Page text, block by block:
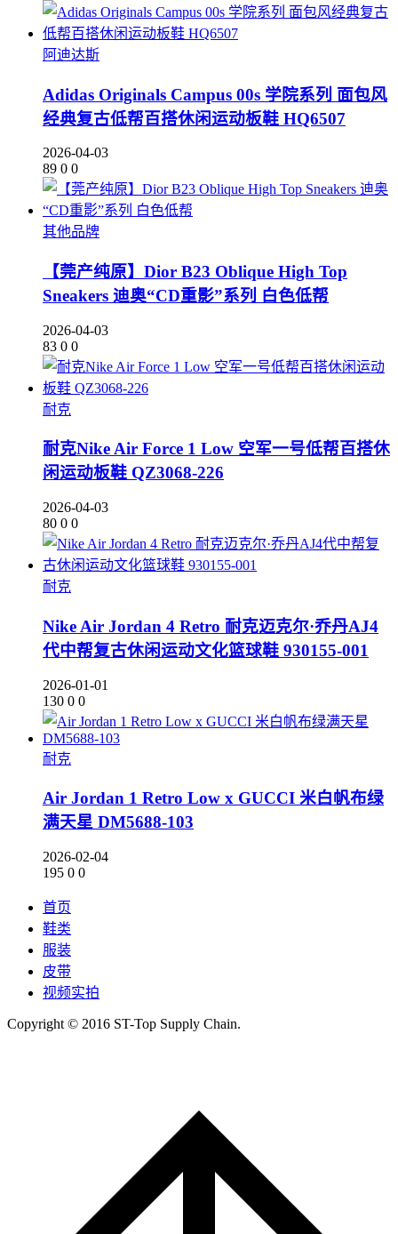
阿迪达斯
Adidas Originals Campus 00s 学院系列 面包风
经典复古低帮百搭休闲运动板鞋 HQ6507
2026-04-03
89 0 0
其他品牌
【莞产纯原】Dior B23 Oblique High Top
Sneakers 迪奥“CD重影”系列 白色低帮
2026-04-03
83 0 0
耐克
耐克Nike Air Force 1 Low 空军一号低帮百搭休
闲运动板鞋 QZ3068-226
2026-04-03
80 0 0
耐克
Nike Air Jordan 4 Retro 耐克迈克尔·乔丹AJ4
代中帮复古休闲运动文化篮球鞋 930155-001
2026-01-01
130 0 0
耐克
Air Jordan 1 Retro Low x GUCCI 米白帆布绿
满天星 DM5688-103
2026-02-04
195 0 0
首页
鞋类
服装
皮带
视频实拍
Copyright © 2016 ST-Top Supply Chain.